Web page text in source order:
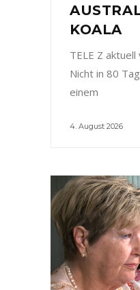
KOALA
TELE Z
Nicht in 80
einem
4. August 2026